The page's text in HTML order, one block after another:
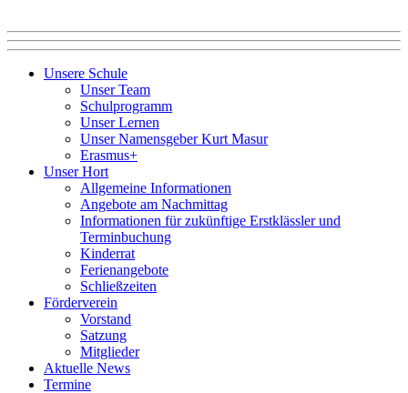
Unsere Schule
Unser Team
Schulprogramm
Unser Lernen
Unser Namensgeber Kurt Masur
Erasmus+
Unser Hort
Allgemeine Informationen
Angebote am Nachmittag
Informationen für zukünftige Erstklässler und
Terminbuchung
Kinderrat
Ferienangebote
Schließzeiten
Förderverein
Vorstand
Satzung
Mitglieder
Aktuelle News
Termine